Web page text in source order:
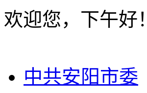
欢迎您，下午好！
中共安阳市委